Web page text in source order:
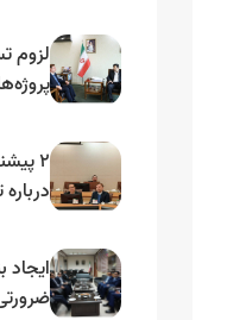
لزوم
۲